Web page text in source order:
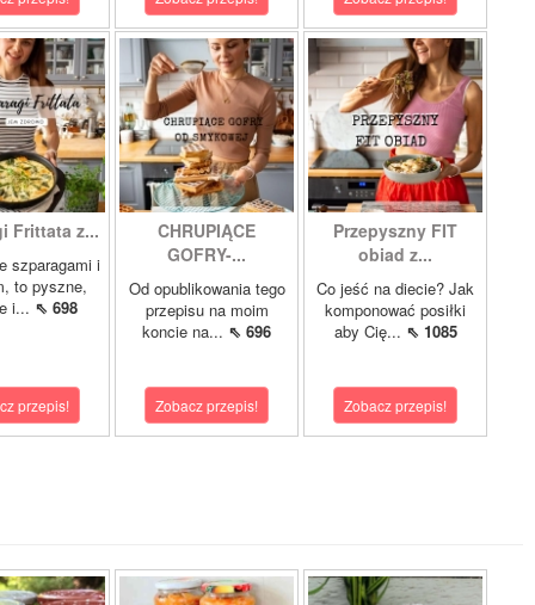
Frittata z...
szparagami i
to pyszne,
i... ⇖ 698
przepis!
CHRUPIĄCE
GOFRY-...
Od opublikowania tego
przepisu na moim
koncie na... ⇖ 696
Zobacz przepis!
Przepyszny FIT
obiad z...
Co jeść na diecie? Jak
komponować posiłki
aby Cię... ⇖ 1085
Zobacz przepis!